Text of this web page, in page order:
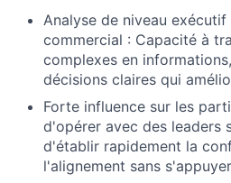
Analyse de niveau
commercial : Capacité à
complexes en
décisions claires qui
Forte influence sur les
d'opérer avec des leaders
d'établir rapidement la
l'alignement sans